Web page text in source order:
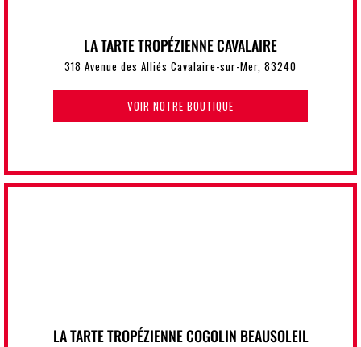
LA TARTE TROPÉZIENNE CAVALAIRE
318 Avenue des Alliés Cavalaire-sur-Mer, 83240
VOIR NOTRE BOUTIQUE
LA TARTE TROPÉZIENNE COGOLIN BEAUSOLEIL